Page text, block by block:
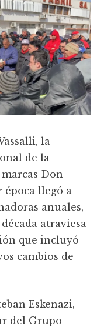
la
de la
Don
época llegó a
anuales,
atraviesa
que incluyó
cambios de
Eskenazi,
del Grupo